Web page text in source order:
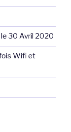
30 Avril 2020
Wifi et